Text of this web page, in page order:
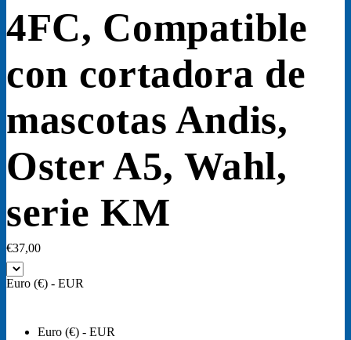
4FC, Compatible
con cortadora de
mascotas Andis,
Oster A5, Wahl,
serie KM
€37,00
Euro (€) - EUR
Euro (€) - EUR